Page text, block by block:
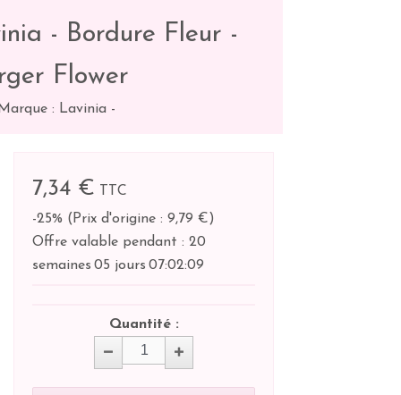
- Bordure Fleur -
Flower
Marque : Lavinia -
7,34 €
TTC
-25% ( Prix d'origine : 9,79 €)
Offre valable pendant : 20
semaines 05 jours 07:02:09
Quantité :